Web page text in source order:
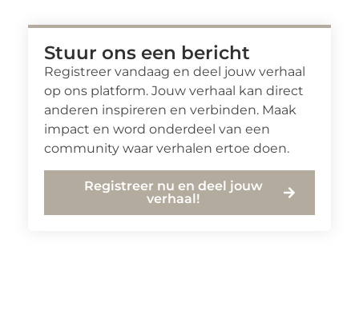
Stuur ons een bericht
Registreer vandaag en deel jouw verhaal
op ons platform. Jouw verhaal kan direct
anderen inspireren en verbinden. Maak
impact en word onderdeel van een
community waar verhalen ertoe doen.
Registreer nu en deel jouw
verhaal!